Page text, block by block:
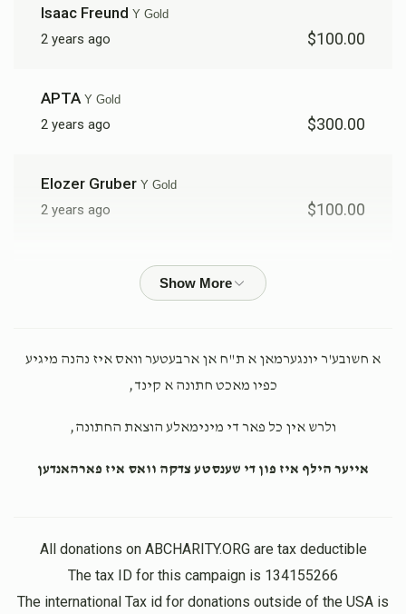
Isaac Freund Y Gold
2 years ago $100.00
APTA Y Gold
2 years ago $300.00
Elozer Gruber Y Gold
2 years ago $100.00
DAVID FRIEDMANY Gold
Baruch WeissY Gold
Joel SabelY Gold
W. Perl Y Gold
2 years ago $100.00
א חשובע'ר יונגערמאן א ת"ח אן ארבעטער וואס איז נהנה מיגיע
כפיו מאכט חתונה א קינד,
ולרש אין כל פאר די מינימאלע הוצאת החתונה,
אייער הילף איז פון די שענסטע צדקה וואס איז פארהאנדען
All donations on ABCHARITY.ORG are tax deductible
The tax ID for this campaign is 134155266
The international Tax id for donations outside of the USA is